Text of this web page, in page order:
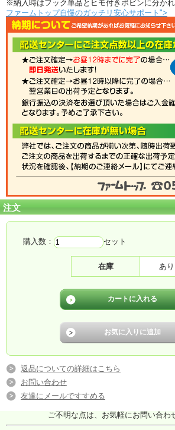
※納入時はフック単品とヒモ付きボビンに分かれ
ファームトップ自慢のガッチリ安心サポート">
注文
購入数： セット
在庫 あり
返品についての詳細はこちら
お問い合わせ
友達にメールですすめる
ご不明な点は、お気軽にお問い合わ